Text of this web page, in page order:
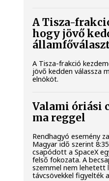
A Tisza-
hogy jövő
A Tisza-frakció
jövő kedden válassza
elnököt.
Valami óriási
ma reggel
Rendhagyó esemény
Magyar idő szerint
csapódott a SpaceX
felső fokozata. A
szemmel nem lehetett
távcsövekkel figyelték